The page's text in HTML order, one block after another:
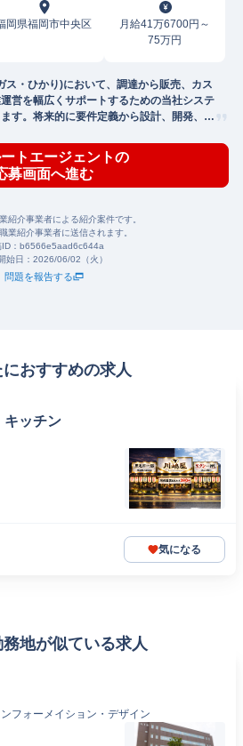
岡県福岡市中央区
月給41万6700円～
75万円
ス・ひかり)において、調達から販売、カス
営を幅広くサポートするための当社システ
す。将来的に要件定義から設計、開発、イ
トエージェントの
募画面へ進む
紹介事業者による紹介案件です。
業紹介事業者に送信されます。
： b6566e5aad6c644a
始日： 2026/06/02（火）
問題を報告する
におすすめの求人
キッチン
気になる
地が似ている求人
フォーメイション・デザイン